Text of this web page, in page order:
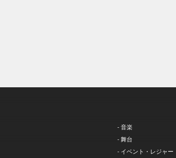
- 音楽
- 舞台
- イベント・レジャー